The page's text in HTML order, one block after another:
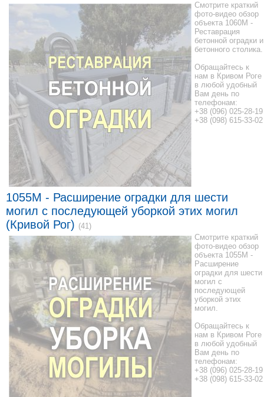
Смотрите краткий
фото-видео обзор
объекта 1060M -
Реставрация
бетонной оградки и
бетонного столика.
Обращайтесь к
нам в Кривом Роге
в любой удобный
Вам день по
телефонам:
+38 (096) 025-28-19
+38 (098) 615-33-02
1055M - Расширение оградки для шести
могил с последующей уборкой этих могил
(Кривой Рог) (41)
Смотрите краткий
фото-видео обзор
объекта 1055M -
Расширение
оградки для шести
могил с
последующей
уборкой этих
могил.
Обращайтесь к
нам в Кривом Роге
в любой удобный
Вам день по
телефонам:
+38 (096) 025-28-19
+38 (098) 615-33-02